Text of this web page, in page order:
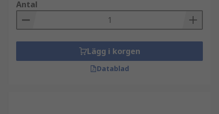
Antal
Lägg i korgen
Datablad